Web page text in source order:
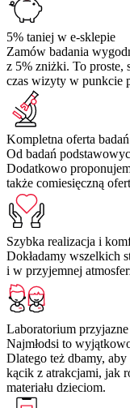
5% taniej w e-sklepie
Zamów badania
z 5% zniżki. To proste,
czas wizyty w punkcie
Kompletna oferta badań
Od badań
Dodatkowo
także comiesięczną
Szybka realizacja i
Dokładamy wszelkich
i w przyjemnej
Laboratorium
Najmłodsi to
Dlatego też dbamy,
kącik z atrakcjami, jak
materiału dzieciom.